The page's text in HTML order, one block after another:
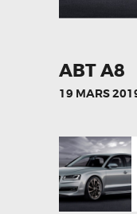
ABT A8
19 MARS
DE